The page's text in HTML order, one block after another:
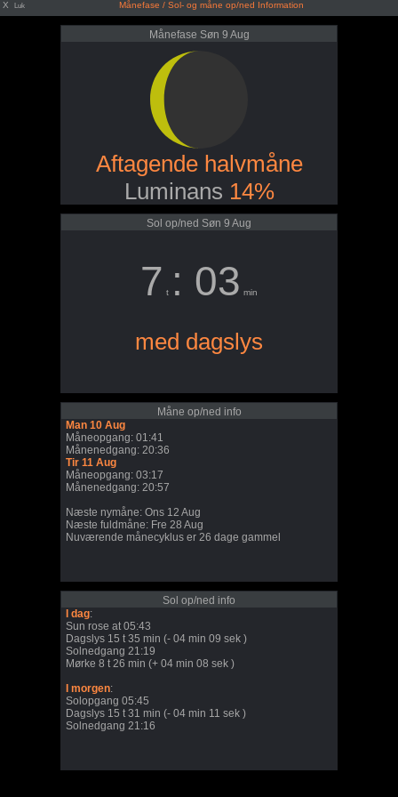
X Luk Månefase / Sol- og måne op/ned Information
Månefase Søn 9 Aug
Aftagende halvmåne
Luminans 14%
Sol op/ned Søn 9 Aug
7 t : 03 min
med dagslys
Måne op/ned info
Man 10 Aug
Måneopgang: 01:41
Månenedgang: 20:36
Tir 11 Aug
Måneopgang: 03:17
Månenedgang: 20:57
Næste nymåne: Ons 12 Aug
Næste fuldmåne: Fre 28 Aug
Nuværende månecyklus er 26 dage gammel
Sol op/ned info
I dag:
Sun rose at 05:43
Dagslys 15 t 35 min (- 04 min 09 sek )
Solnedgang 21:19
Mørke 8 t 26 min (+ 04 min 08 sek )
I morgen:
Solopgang 05:45
Dagslys 15 t 31 min (- 04 min 11 sek )
Solnedgang 21:16